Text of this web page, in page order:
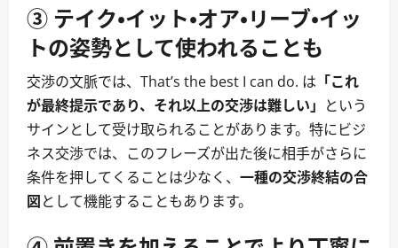
③ テイク・イット・オア・リーブ・イッ
トの姿勢として使われることも
交渉の文脈では、That’s the best I can do. は 「これ
が最終提示であり、それ以上の交渉は難しい」 という
サインとして受け取られることがあります。特にビジ
ネス交渉では、このフレーズが出た後に相手がさらに
条件を押してくることは少なく、 一種の交渉終結の合
図として機能することもあります。